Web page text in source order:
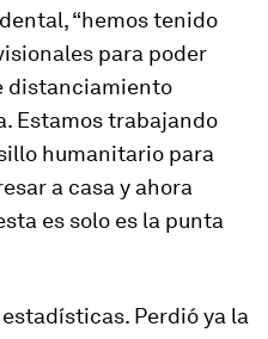
“hemos tenido
para poder
distanciamiento
Estamos trabajando
humanitario para
a casa y ahora
es solo es la punta
Perdió ya la